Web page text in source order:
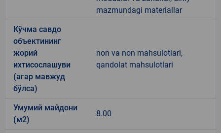
mazmundagi materiallar
Кўчма савдо
объектининг
жорий
ихтисослашуви
(агар мавжуд
бўлса)
non va non mahsulotlari,
qandolat mahsulotlari
Умумий майдони
(м2)
8.00